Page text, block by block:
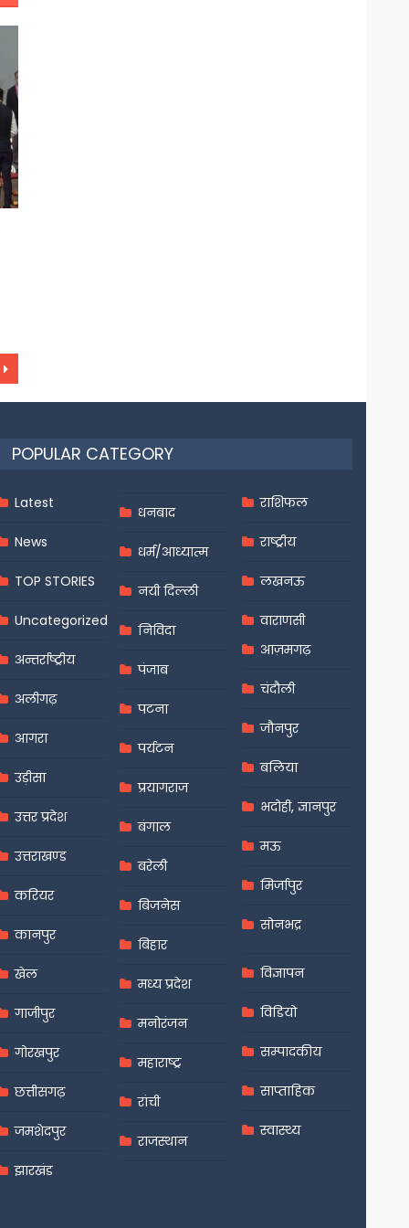
POPULAR CATEGORY
Latest
News
TOP STORIES
Uncategorized
अन्तर्राष्ट्रीय
अलीगढ़
आगरा
उड़ीसा
उत्तर प्रदेश
उत्तराखण्ड
करियर
कानपुर
खेल
गाजीपुर
गोरखपुर
छत्तीसगढ़
जमशेदपुर
झारखंड
धनबाद
धर्म/आध्यात्म
नयी दिल्ली
निविदा
पंजाब
पटना
पर्यटन
प्रयागराज
बंगाल
बरेली
बिजनेस
बिहार
मध्य प्रदेश
मनोरंजन
महाराष्ट्र
रांची
राजस्थान
राशिफल
राष्ट्रीय
लखनऊ
वाराणसी
आज़मगढ़
चंदौली
जौनपुर
बलिया
भदोही, ज्ञानपुर
मऊ
मिर्जापुर
सोनभद्र
विज्ञापन
विडियो
सम्पादकीय
साप्ताहिक
स्वास्थ्य